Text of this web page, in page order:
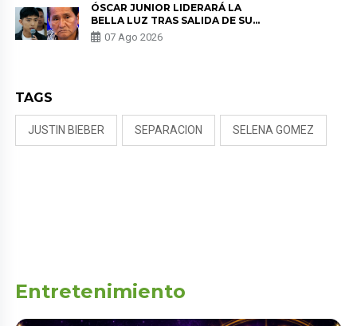
ÓSCAR JUNIOR LIDERARÁ LA
BELLA LUZ TRAS SALIDA DE SU
PADRE POR POLÉMICA CON
NALDY SALDAÑA
07 Ago 2026
TAGS
JUSTIN BIEBER SEPARACION SELENA GOMEZ
Entretenimiento